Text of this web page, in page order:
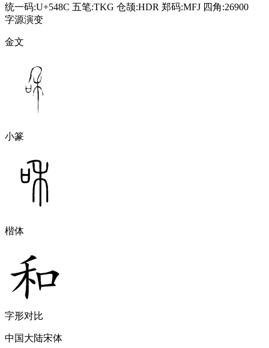
统一码:U+548C 五笔:TKG 仓颉:HDR 郑码:MFJ 四角:26900
字源演变
金文
小篆
楷体
字形对比
中国大陆宋体